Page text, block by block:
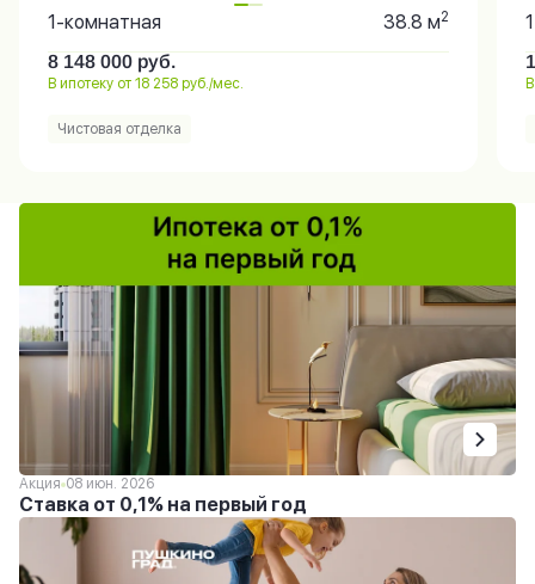
1-комнатная 38.8 м2
8 148 000 руб.
В ипотеку от 18 258 руб./мес.
Чистовая отделка
Акция 08 июн. 2026
Ставка от 0,1% на первый год